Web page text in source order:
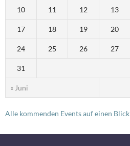
« Juni
10 11 12 13
17 18 19 20
24 25 26 27
31
Alle kommenden Events auf einen Blick